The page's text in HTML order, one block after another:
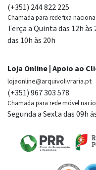
(+351) 244 822 225
Chamada para rede fixa
Terça a Quinta das 12h às
das 10h às 20h
Loja Online | Apoio ao
lojaonline@arquivolivraria.pt
(+351) 967 303 578
Chamada para rede móvel
Segunda a Sexta das 09h